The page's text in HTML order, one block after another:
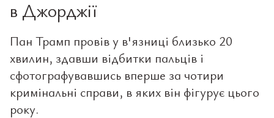
в Джорджії
Пан Трамп провів у в'язниці близько 20
хвилин, здавши відбитки пальців і
сфотографувавшись вперше за чотири
кримінальні справи, в яких він фігурує цього
року.